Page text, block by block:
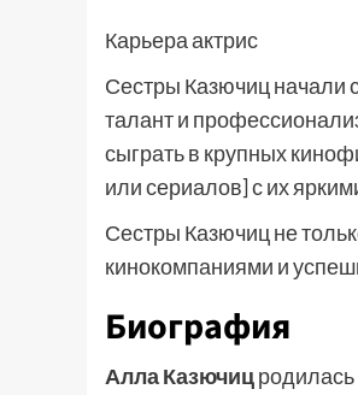
Карьера актрис
Сестры Казючиц начали
талант и
сыграть в крупных
или сериалов] с их
Сестры Казючиц не
кинокомпаниями и
Биография
Алла Казючицродилась